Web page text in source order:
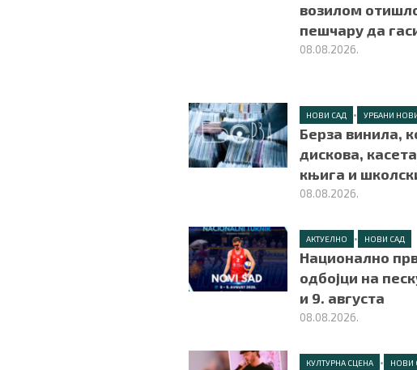
возилом
пешчару да
08.08.2026.
НОВИ САД • УРБАНИ
Берза винила,
дискова,
књига и
08.08.2026.
АКТУЕЛНО • НОВИ САД
Национално
одбојци на
и 9. августа
08.08.2026.
КУЛТУРНА СЦЕНА • НОВИ